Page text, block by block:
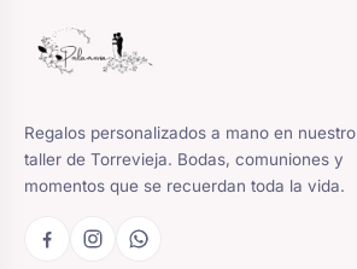
Regalos personalizados a mano en nuestro
taller de Torrevieja. Bodas, comuniones y
momentos que se recuerdan toda la vida.